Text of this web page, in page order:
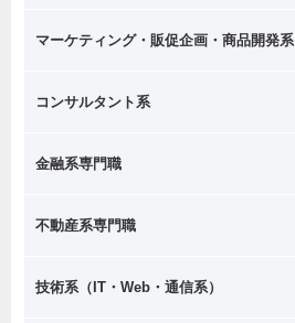
マーケティング・販促企画・商品開発系
コンサルタント系
金融系専門職
不動産系専門職
技術系（IT・Web・通信系）